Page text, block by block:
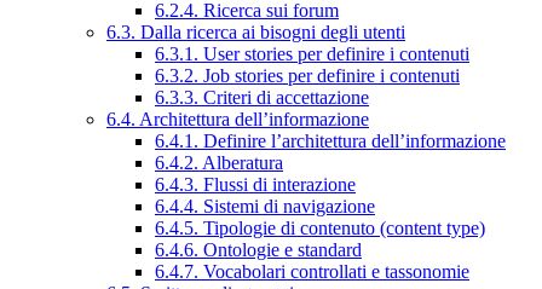
6.2.4. Ricerca sui forum
6.3. Dalla ricerca ai bisogni degli utenti
6.3.1. User stories per definire i contenuti
6.3.2. Job stories per definire i contenuti
6.3.3. Criteri di accettazione
6.4. Architettura dell’informazione
6.4.1. Definire l’architettura dell’informazione
6.4.2. Alberatura
6.4.3. Flussi di interazione
6.4.4. Sistemi di navigazione
6.4.5. Tipologie di contenuto (content type)
6.4.6. Ontologie e standard
6.4.7. Vocabolari controllati e tassonomie